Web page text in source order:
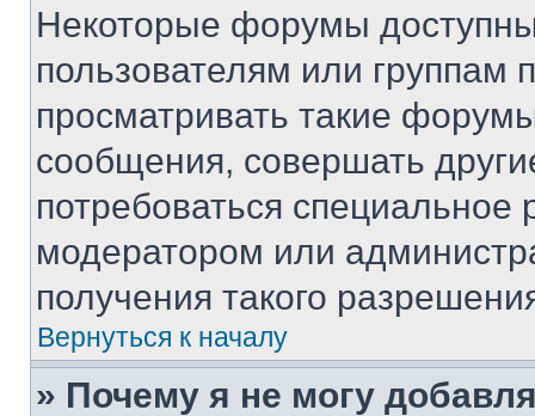
Некоторые форумы
пользователям или группам
просматривать такие
сообщения, совершать
потребоваться
модератором или
получения такого
Вернуться к началу
» Почему я не могу